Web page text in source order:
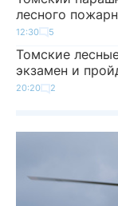
лесного
12:30 5
Томские
экзамен и
20:20 2